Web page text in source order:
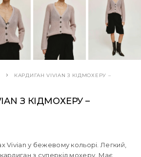
КАРДИГАН VIVIAN З КІДМОХЕРУ –
З КІДМОХЕРУ –
Vivian у бежевому кольорі. Легкий,
з суперкід мохеру. Має